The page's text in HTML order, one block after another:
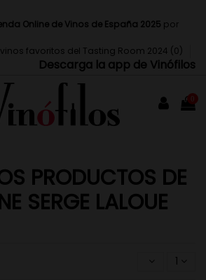
Online de Vinos de España 2025 por
vinos favoritos del Tasting Room 2024 (0 )
Descarga la app de Vinófilos
0
PRODUCTOS DE
SERGE LALOUE
1